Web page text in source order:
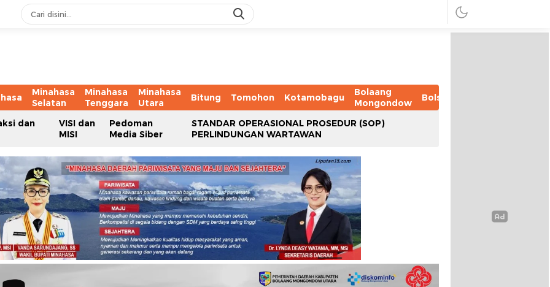
Minahasa
Selatan
Minahasa
Tenggara
Minahasa
Utara
Bitung Tomohon Kotamobagu
Bolaang
Mongondow
Bolsel
dan
VISI dan
MISI
Pedoman
Media Siber
STANDAR OPERASIONAL PROSEDUR (SOP)
PERLINDUNGAN WARTAWAN